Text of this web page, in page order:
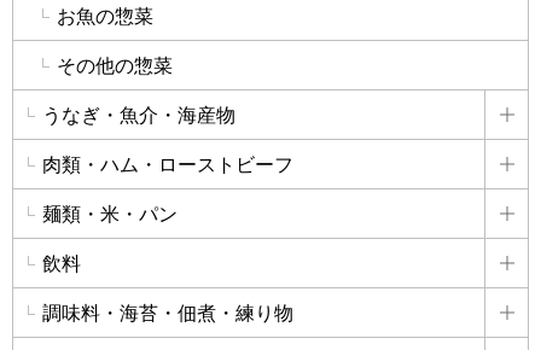
お魚の惣菜
その他の惣菜
うなぎ・魚介・海産物
詳
肉類・ハム・ローストビーフ
詳
麺類・米・パン
詳
飲料
詳
調味料・海苔・佃煮・練り物
詳